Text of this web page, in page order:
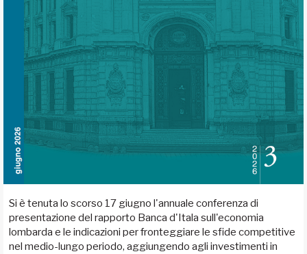
Si è tenuta lo scorso 17 giugno l'annuale conferenza di
presentazione del rapporto Banca d'Itala sull'economia
lombarda e le indicazioni per fronteggiare le sfide competitive
nel medio-lungo periodo, aggiungendo agli investimenti in